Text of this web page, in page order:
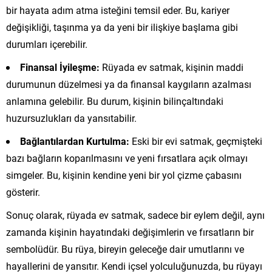
bir hayata adım atma isteğini temsil eder. Bu, kariyer
değişikliği, taşınma ya da yeni bir ilişkiye başlama gibi
durumları içerebilir.
Finansal İyileşme: Rüyada ev satmak, kişinin maddi
durumunun düzelmesi ya da finansal kaygıların azalması
anlamına gelebilir. Bu durum, kişinin bilinçaltındaki
huzursuzlukları da yansıtabilir.
Bağlantılardan Kurtulma: Eski bir evi satmak, geçmişteki
bazı bağların koparılmasını ve yeni fırsatlara açık olmayı
simgeler. Bu, kişinin kendine yeni bir yol çizme çabasını
gösterir.
Sonuç olarak, rüyada ev satmak, sadece bir eylem değil, aynı
zamanda kişinin hayatındaki değişimlerin ve fırsatların bir
sembolüdür. Bu rüya, bireyin geleceğe dair umutlarını ve
hayallerini de yansıtır. Kendi içsel yolculuğunuzda, bu rüyayı